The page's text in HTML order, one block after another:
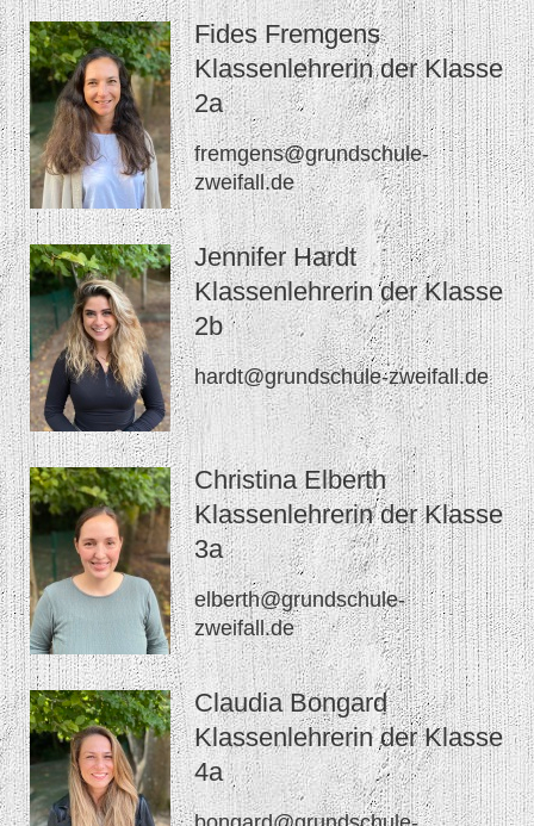
Fides Fremgens
Klassenlehrerin der Klasse
2a
fremgens@grundschule-
zweifall.de
Jennifer Hardt
Klassenlehrerin der Klasse
2b
hardt@grundschule-zweifall.de
Christina Elberth
Klassenlehrerin der Klasse
3a
elberth@grundschule-
zweifall.de
Claudia Bongard
Klassenlehrerin der Klasse
4a